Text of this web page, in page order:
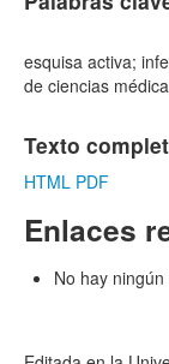
esquisa activa;
de ciencias
Texto
HTML PDF
Enlaces
No hay